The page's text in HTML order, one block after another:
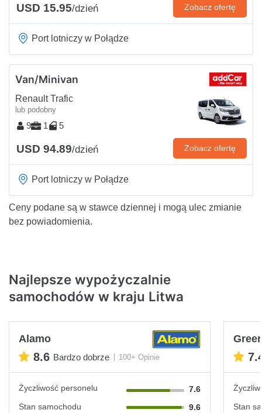
USD 15.95/dzień Zobacz ofertę
Port lotniczy w Połądze
Van/Minivan
Renault Trafic
lub podobny
9 1 5
USD 94.89/dzień Zobacz ofertę
Port lotniczy w Połądze
Ceny podane są w stawce dziennej i mogą ulec zmianie
bez powiadomienia.
Najlepsze wypożyczalnie
samochodów w kraju Litwa
Alamo
8.6 Bardzo dobrze 100+ Opinie
Życzliwość personelu
7.6
Stan samochodu
9.6
Stan